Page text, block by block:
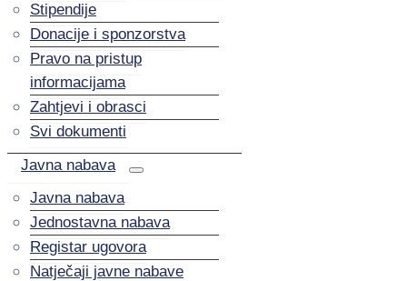
Stipendije
Donacije i sponzorstva
Pravo na pristup
informacijama
Zahtjevi i obrasci
Svi dokumenti
Javna nabava
Javna nabava
Jednostavna nabava
Registar ugovora
Natječaji javne nabave